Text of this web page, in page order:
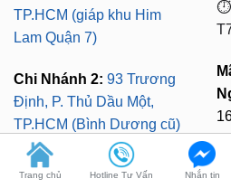
Chi Nhánh 2:
TP.HCM (Bình Dương cũ)
Chi Nhánh 3: Huỳnh Tấn
Phát, Quận 7, Tp.HCM
Trang chủ Hotline Tư Vấn Nhắn tin